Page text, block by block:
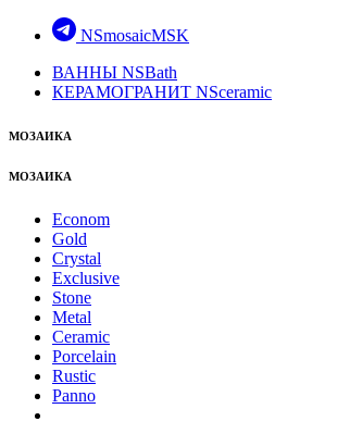
NSmosaicMSK
ВАННЫ NSBath
КЕРАМОГРАНИТ NSceramic
МОЗАИКА
МОЗАИКА
Econom
Gold
Crystal
Exclusive
Stone
Metal
Ceramic
Porcelain
Rustic
Panno